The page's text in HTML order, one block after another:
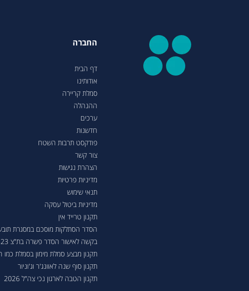
החברה
דף הבית
אודותינו
סמלת קריירה
ההנהלה
ערכים
חדשנות
פודקסט תרבות השטח
צור קשר
הצהרת נגישות
מדיניות פרטיות
תנאי שימוש
מדיניות ביטול עסקה
תקנון טרייד אין
הסדר הסתלקות מוסכם במסגרת
בקשה לאישור הסדר פשרה בת"צ 38503-08-23 בעניין טווחי נסיעה ברכבי פיאט 500 חשמליים
תקנון מבצע סמלת מימון בסמלת כמו
תקנון סוף שנה לאוונג'ר וג'וניור
תקנון הטבה לארגון נכי צה"ל 2026